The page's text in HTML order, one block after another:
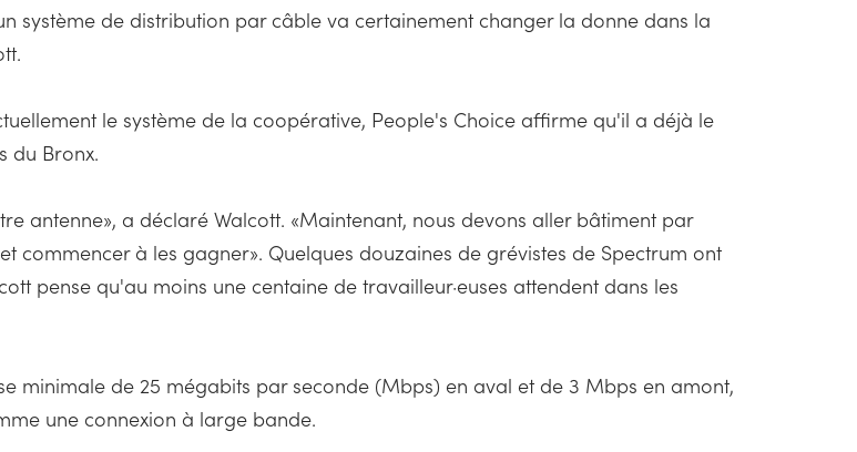
système de distribution par câble va certainement changer la donne dans la
le système de la coopérative, People's Choice affirme qu'il a déjà le
du Bronx.
antenne», a déclaré Walcott. «Maintenant, nous devons aller bâtiment par
commencer à les gagner». Quelques douzaines de grévistes de Spectrum ont
pense qu'au moins une centaine de travailleur·euses attendent dans les
minimale de 25 mégabits par seconde (Mbps) en aval et de 3 Mbps en amont,
une connexion à large bande.